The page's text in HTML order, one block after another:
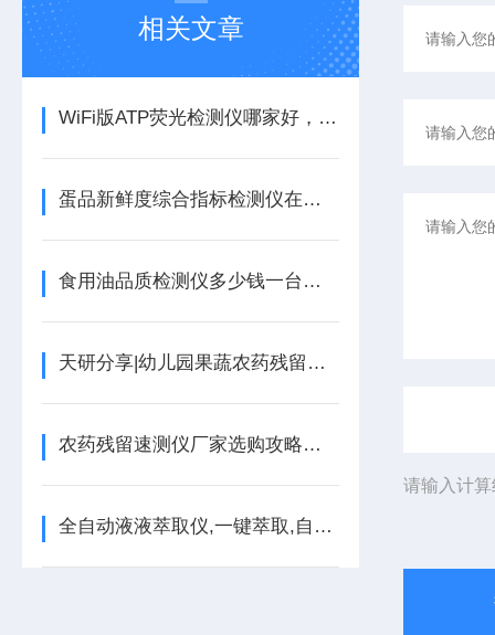
相关文章
WiFi版ATP荧光检测仪哪家好，2026云端数据上传食堂洁净度检测设备选购攻略
蛋品新鲜度综合指标检测仪在食品加工中的作用@山东天研
食用油品质检测仪多少钱一台【可现场检测】食用油品质检测仪
天研分享|幼儿园果蔬农药残留检测仪可以检测哪些样品
农药残留速测仪厂家选购攻略，果蔬茶叶有机磷农药残留现场筛查仪器
全自动液液萃取仪,一键萃取,自动静置分层
请输入计